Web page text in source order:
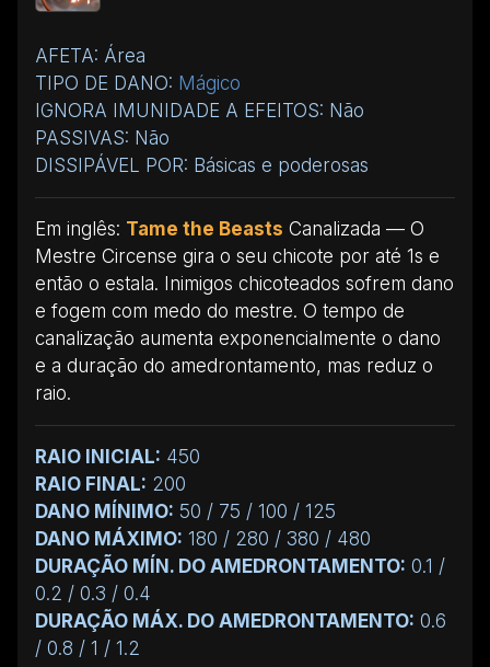
AFETA: Área
TIPO DE DANO: Mágico
IGNORA IMUNIDADE A EFEITOS: Não
PASSIVAS: Não
DISSIPÁVEL POR: Básicas e poderosas
Em inglês: Tame the Beasts Canalizada — O
Mestre Circense gira o seu chicote por até 1s e
então o estala. Inimigos chicoteados sofrem dano
e fogem com medo do mestre. O tempo de
canalização aumenta exponencialmente o dano
e a duração do amedrontamento, mas reduz o
raio.
RAIO INICIAL: 450
RAIO FINAL: 200
DANO MÍNIMO: 50 / 75 / 100 / 125
DANO MÁXIMO: 180 / 280 / 380 / 480
DURAÇÃO MÍN. DO AMEDRONTAMENTO: 0.1 /
0.2 / 0.3 / 0.4
DURAÇÃO MÁX. DO AMEDRONTAMENTO: 0.6
/ 0.8 / 1 / 1.2